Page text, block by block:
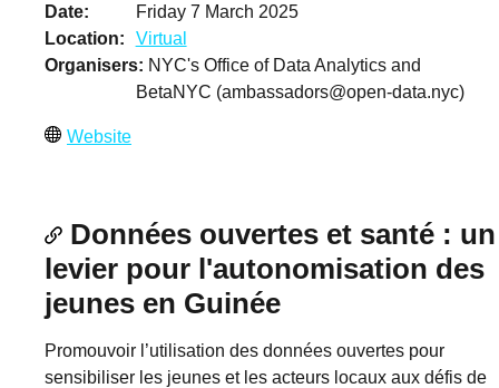
Date
Friday 7 March 2025
Location
Virtual
Organisers
NYC's Office of Data Analytics and
BetaNYC (ambassadors@open-data.nyc)
Website
Données ouvertes et santé : un
levier pour l'autonomisation des
jeunes en Guinée
Promouvoir l’utilisation des données ouvertes pour
sensibiliser les jeunes et les acteurs locaux aux défis de